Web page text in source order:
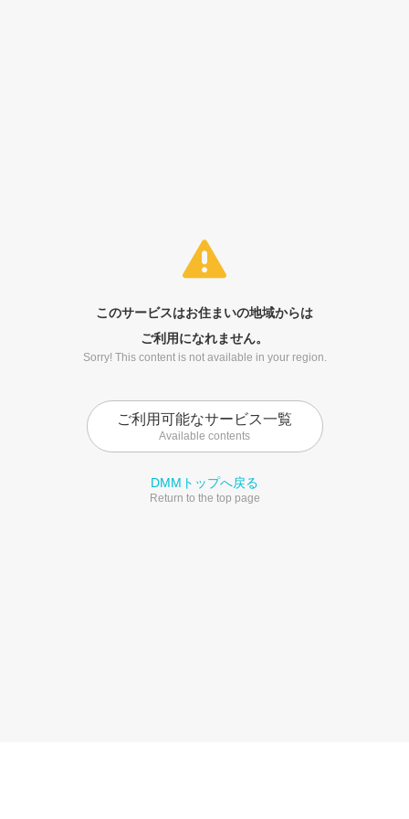
このサービスはお住まいの地域からは
ご利用になれません。
Sorry! This content is not available in your region.
ご利用可能なサービス一覧
Available contents
DMMトップへ戻る
Return to the top page